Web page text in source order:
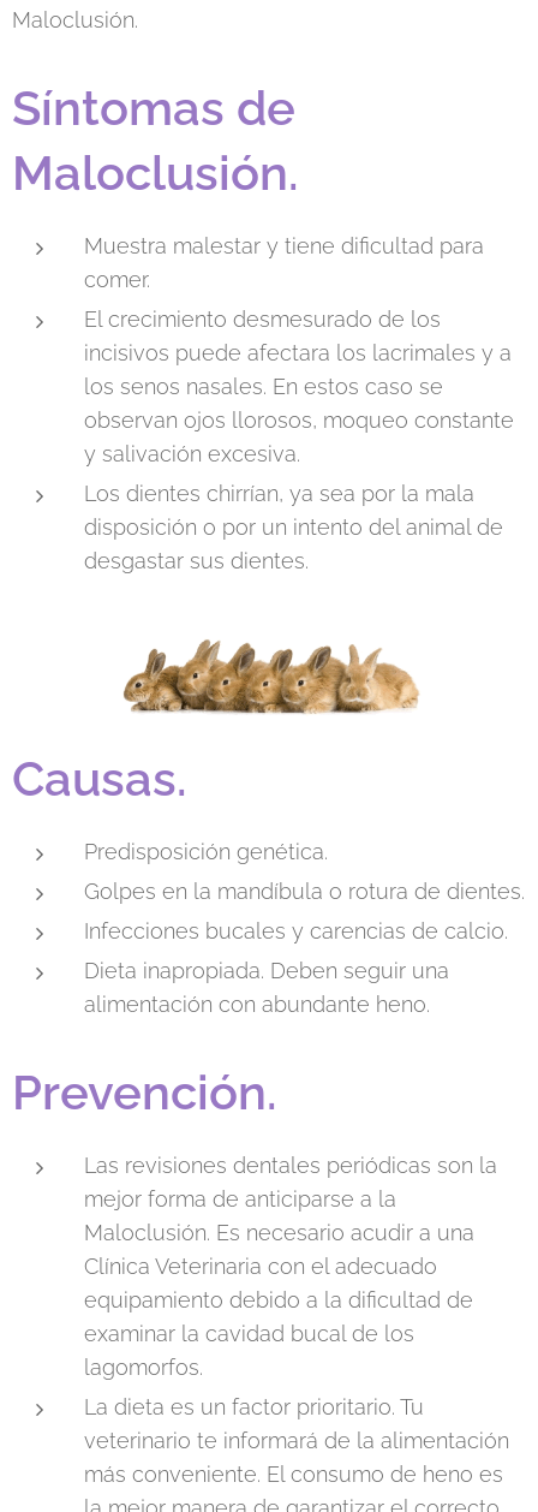
Maloclusión.
Síntomas de
Maloclusión.
Muestra malestar y tiene dificultad para
comer.
El crecimiento desmesurado de los
incisivos puede afectara los lacrimales y a
los senos nasales. En estos caso se
observan ojos llorosos, moqueo constante
y salivación excesiva.
Los dientes chirrían, ya sea por la mala
disposición o por un intento del animal de
desgastar sus dientes.
Causas.
Predisposición genética.
Golpes en la mandíbula o rotura de dientes.
Infecciones bucales y carencias de calcio.
Dieta inapropiada. Deben seguir una
alimentación con abundante heno.
Prevención.
Las revisiones dentales periódicas son la
mejor forma de anticiparse a la
Maloclusión. Es necesario acudir a una
Clínica Veterinaria con el adecuado
equipamiento debido a la dificultad de
examinar la cavidad bucal de los
lagomorfos.
La dieta es un factor prioritario. Tu
veterinario te informará de la alimentación
más conveniente. El consumo de heno es